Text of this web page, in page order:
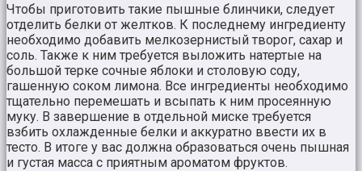
Чтобы приготовить такие пышные блинчики, следует
отделить белки от желтков. К последнему ингредиенту
необходимо добавить мелкозернистый творог, сахар и
соль. Также к ним требуется выложить натертые на
большой терке сочные яблоки и столовую соду,
гашенную соком лимона. Все ингредиенты необходимо
тщательно перемешать и всыпать к ним просеянную
муку. В завершение в отдельной миске требуется
взбить охлажденные белки и аккуратно ввести их в
тесто. В итоге у вас должна образоваться очень пышная
и густая масса с приятным ароматом фруктов.